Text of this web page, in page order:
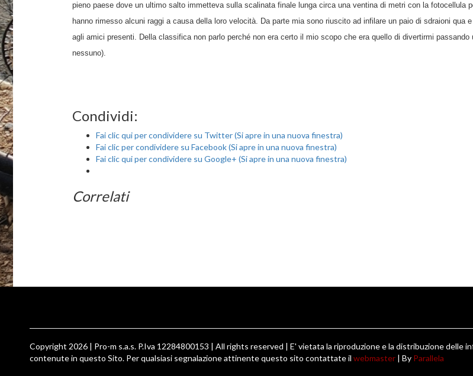
pieno paese dove un ultimo salto immetteva sulla scalinata finale lunga circa una ventina di metri con la fotocellula
hanno rimesso alcuni raggi a causa della loro velocità. Da parte mia sono riuscito ad infilare un paio di sdraioni qua
agli amici presenti. Della classifica non parlo perché non era certo il mio scopo che era quello di divertirmi
nessuno).
Condividi:
Fai clic qui per condividere su Twitter (Si apre in una nuova finestra)
Fai clic per condividere su Facebook (Si apre in una nuova finestra)
Fai clic qui per condividere su Google+ (Si apre in una nuova finestra)
Correlati
Copyright 2026 | Pro-m s.a.s. P.Iva 12284800153 | All rights reserved | E' vietata la riproduzione e la distribuzione delle
contenute in questo Sito. Per qualsiasi segnalazione attinente questo sito contattate il webmaster | By Parallela